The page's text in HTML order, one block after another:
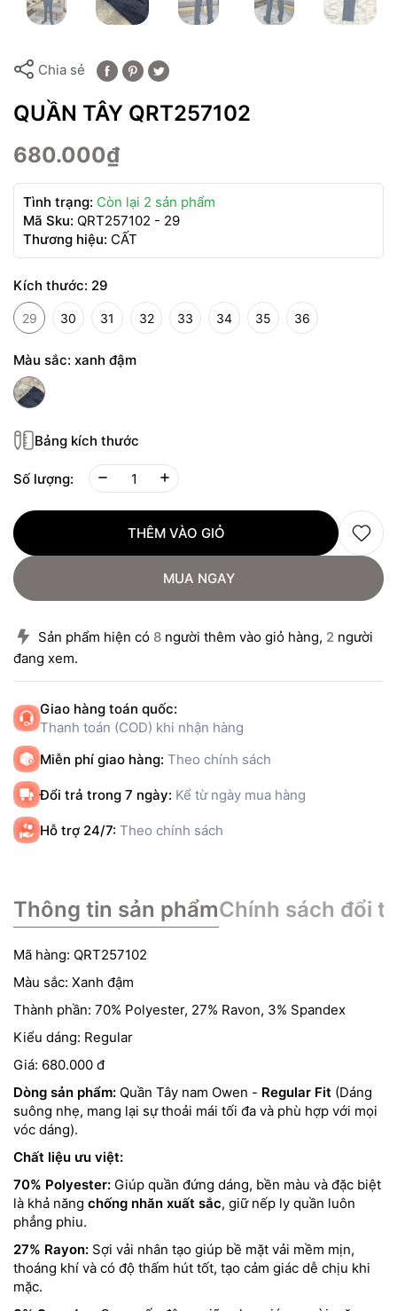
Chia sẻ
QUẦN TÂY QRT257102
680.000₫
Tình trạng: Còn lại 2 sản phẩm
Mã Sku: QRT257102 - 29
Thương hiệu: CẤT
Kích thước: 29
29 30 31 32 33 34 35 36
Màu sắc: xanh đậm
Bảng kích thước
Số lượng:
THÊM VÀO GIỎ
MUA NGAY
Sản phẩm hiện có 8 người thêm vào giỏ hàng, 2 người
đang xem.
Giao hàng toán quốc:
Thanh toán (COD) khi nhận hàng
Miễn phí giao hàng: Theo chính sách
Đổi trả trong 7 ngày: Kể từ ngày mua hàng
Hỗ trợ 24/7: Theo chính sách
Thông tin sản phẩmChính sách đổi
Mã hàng: QRT257102
Màu sắc: Xanh đậm
Thành phần: 70% Polyester, 27% Ravon, 3% Spandex
Kiểu dáng: Regular
Giá: 680.000 đ
Dòng sản phẩm: Quần Tây nam Owen - Regular Fit (Dáng
suông nhẹ, mang lại sự thoải mái tối đa và phù hợp với mọi
vóc dáng).
Chất liệu ưu việt:
70% Polyester: Giúp quần đứng dáng, bền màu và đặc biệt
là khả năng chống nhăn xuất sắc, giữ nếp ly quần luôn
phẳng phiu.
27% Rayon: Sợi vải nhân tạo giúp bề mặt vải mềm mịn,
thoáng khí và có độ thấm hút tốt, tạo cảm giác dễ chịu khi
mặc.